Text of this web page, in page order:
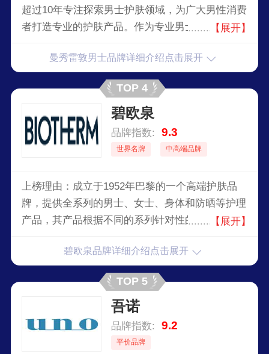
超过10年专注探索男士护肤领域，为广大男性消费
者打造专业的护肤产品。作为专业男士护肤的领导
应用、护肤科技的研发升级，拥有多项专利成分及
科技，引领着男士护肤趋势。
【展开】
曼秀雷敦男士品牌详细介绍点击展开
TOP 4
碧欧泉
品牌指数: 9.3
世界名牌 中高端品牌
上榜理由：成立于1952年巴黎的一个高端护肤品
牌，提供全系列的男士、女士、身体和防晒等护理
产品，其产品根据不同的系列针对性的加入了自然
【展开】
碧欧泉品牌详细介绍点击展开
TOP 5
吾诺
品牌指数: 9.2
平价品牌